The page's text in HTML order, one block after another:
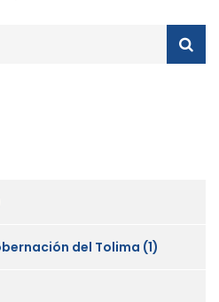
del Tolima (1)